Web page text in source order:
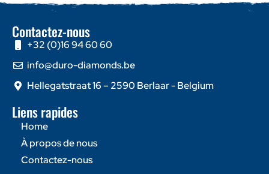
Contactez-nous
+32 (0)16 94 60 60
info@duro-diamonds.be
Hellegatstraat 16 – 2590 Berlaar - Belgium
Liens rapides
Home
À propos de nous
Contactez-nous